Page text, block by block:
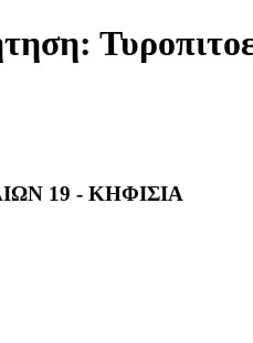
19 - ΚΗΦΙΣΙΑ